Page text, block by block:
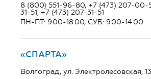
8 (800) 551-96-80, +7 (473) 207-00-
31-51, +7 (473) 207-31-51
ПН-ПТ: 9.00-18.00, СУБ: 9.00-14.00
«СПАРТА»
Волгоград, ул. Электролесовская, 13